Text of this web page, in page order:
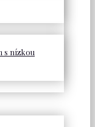
s nízkou